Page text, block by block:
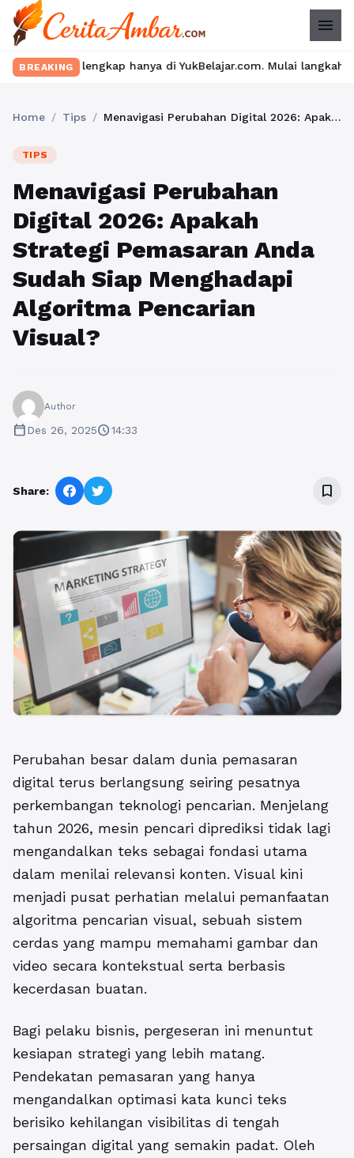
menu
BREAKING
hanya di YukBelajar.com. Mulai langkah suksesmu
Home / Tips / Menavigasi Perubahan Digital 2026: Apakah Strategi Pemasaran Anda Sudah Siap Menghadapi Algoritma Pencarian Visual?
TIPS
Menavigasi Perubahan
Digital 2026: Apakah
Strategi Pemasaran Anda
Sudah Siap Menghadapi
Algoritma Pencarian
Visual?
Author
calendar_todayDes 26, 2025schedule14:33
Share: bookmark_border
Perubahan besar dalam dunia pemasaran
digital terus berlangsung seiring pesatnya
perkembangan teknologi pencarian. Menjelang
tahun 2026, mesin pencari diprediksi tidak lagi
mengandalkan teks sebagai fondasi utama
dalam menilai relevansi konten. Visual kini
menjadi pusat perhatian melalui pemanfaatan
algoritma pencarian visual, sebuah sistem
cerdas yang mampu memahami gambar dan
video secara kontekstual serta berbasis
kecerdasan buatan.
Bagi pelaku bisnis, pergeseran ini menuntut
kesiapan strategi yang lebih matang.
Pendekatan pemasaran yang hanya
mengandalkan optimasi kata kunci teks
berisiko kehilangan visibilitas di tengah
persaingan digital yang semakin padat. Oleh